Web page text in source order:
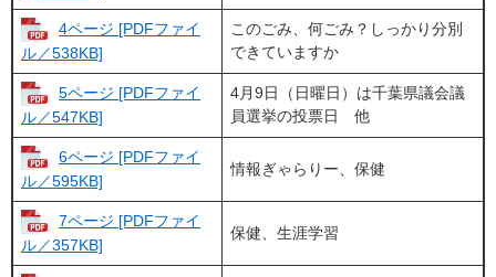
4ページ [PDFファイ
ル／538KB]
このごみ、何ごみ？しっかり分別
できていますか
5ページ [PDFファイ
ル／547KB]
4月9日（日曜日）は千葉県議会議
員選挙の投票日 他
6ページ [PDFファイ
ル／595KB]
情報ぎゃらりー、保健
7ページ [PDFファイ
ル／357KB]
保健、生涯学習